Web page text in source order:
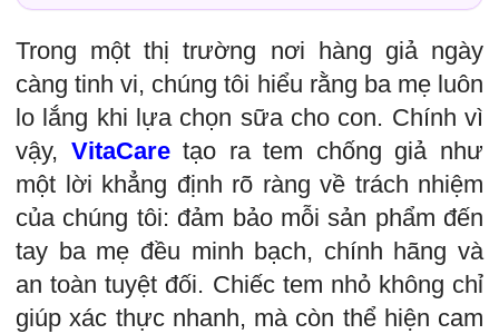
Trong một thị trường nơi hàng giả ngày
càng tinh vi, chúng tôi hiểu rằng ba mẹ luôn
lo lắng khi lựa chọn sữa cho con. Chính vì
vậy, VitaCaretạo ra tem chống giả như
một lời khẳng định rõ ràng về trách nhiệm
của chúng tôi: đảm bảo mỗi sản phẩm đến
tay ba mẹ đều minh bạch, chính hãng và
an toàn tuyệt đối. Chiếc tem nhỏ không chỉ
giúp xác thực nhanh, mà còn thể hiện cam